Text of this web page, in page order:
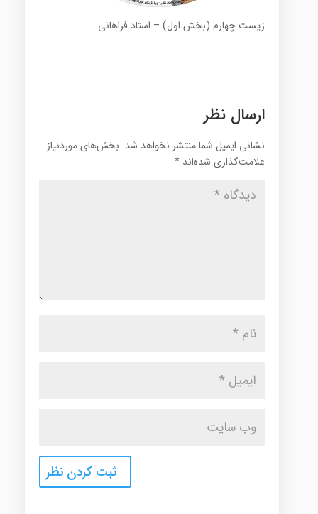
زیست چهارم (بخش اول) – استاد فراهانی
ارسال نظر
نشانی ایمیل شما منتشر نخواهد شد. بخش‌های موردنیاز
علامت‌گذاری شده‌اند *